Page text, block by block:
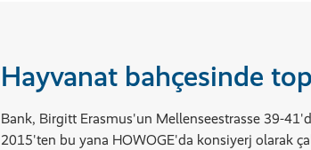
Hayvanat bahçesinde
Bank, Birgitt Erasmus'un Mellenseestrasse 39-
2015'ten bu yana HOWOGE'da konsiyerj olarak